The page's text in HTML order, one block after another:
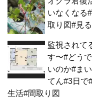
いなくなる
取り図#見
監視されて
す〜#どう
いのか#ま
てん#3日で
生活#間取り図